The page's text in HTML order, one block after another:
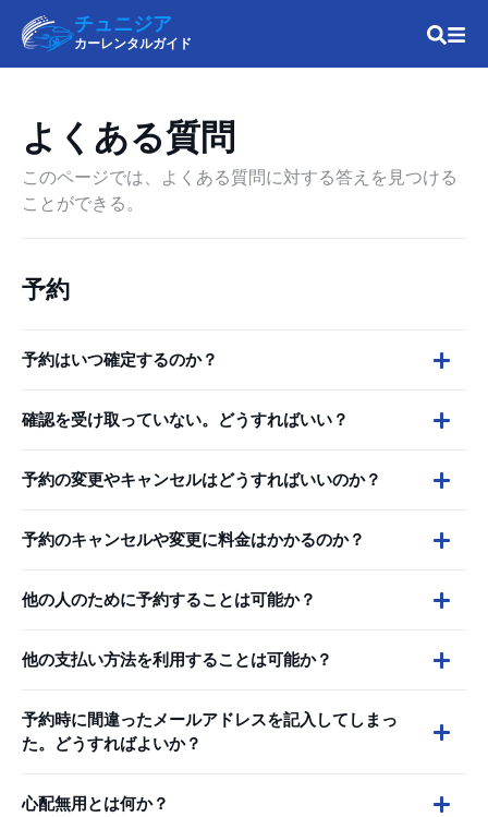
チュニジア
カーレンタルガイド
よくある質問
このページでは、よくある質問に対する答えを見つける
ことができる。
予約
予約はいつ確定するのか？
確認を受け取っていない。どうすればいい？
予約の変更やキャンセルはどうすればいいのか？
予約のキャンセルや変更に料金はかかるのか？
他の人のために予約することは可能か？
他の支払い方法を利用することは可能か？
予約時に間違ったメールアドレスを記入してしまっ
た。どうすればよいか？
心配無用とは何か？